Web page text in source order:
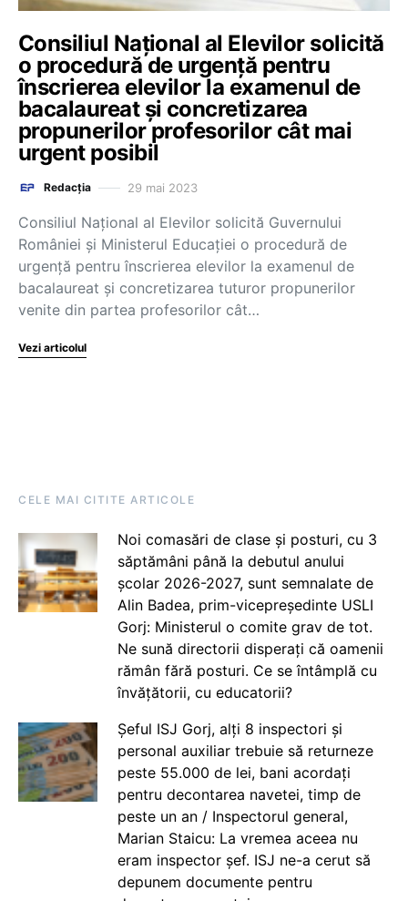
Consiliul Naţional al Elevilor solicită
o procedură de urgenţă pentru
înscrierea elevilor la examenul de
bacalaureat și concretizarea
propunerilor profesorilor cât mai
urgent posibil
Redacția 29 mai 2023
Consiliul Naţional al Elevilor solicită Guvernului
României și Ministerul Educaţiei o procedură de
urgenţă pentru înscrierea elevilor la examenul de
bacalaureat și concretizarea tuturor propunerilor
venite din partea profesorilor cât…
Vezi articolul
CELE MAI CITITE ARTICOLE
Noi comasări de clase și posturi, cu 3
săptămâni până la debutul anului
școlar 2026-2027, sunt semnalate de
Alin Badea, prim-vicepreședinte USLI
Gorj: Ministerul o comite grav de tot.
Ne sună directorii disperați că oamenii
rămân fără posturi. Ce se întâmplă cu
învățătorii, cu educatorii?
Șeful ISJ Gorj, alți 8 inspectori și
personal auxiliar trebuie să returneze
peste 55.000 de lei, bani acordați
pentru decontarea navetei, timp de
peste un an / Inspectorul general,
Marian Staicu: La vremea aceea nu
eram inspector șef. ISJ ne-a cerut să
depunem documente pentru